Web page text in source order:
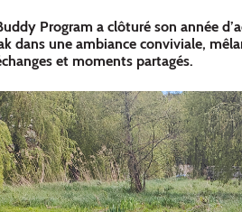
Program a clôturé son année
dans une ambiance conviviale,
et moments partagés.